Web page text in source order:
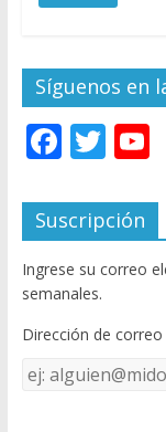
Síguenos en
F
e
b
o
o
k
T
itt
er
Y
u
e
Suscripción
Ingrese su correo
semanales.
Dirección de correo
Dirección
de